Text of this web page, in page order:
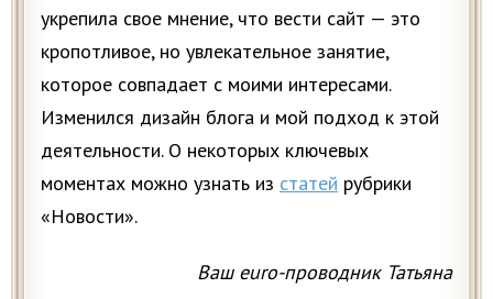
укрепила свое мнение, что вести сайт — это
кропотливое, но увлекательное занятие,
которое совпадает с моими интересами.
Изменился дизайн блога и мой подход к этой
деятельности. О некоторых ключевых
моментах можно узнать из статей рубрики
«Новости».
Ваш euro-проводник Татьяна